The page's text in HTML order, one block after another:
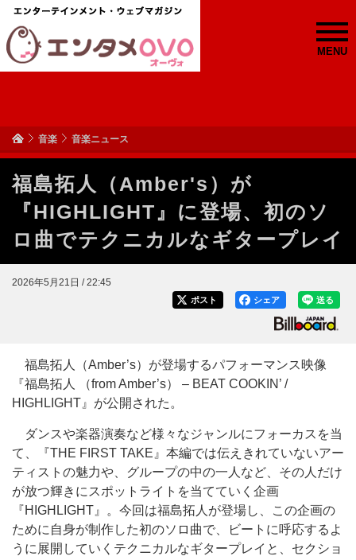
MENU
音楽 音楽ニュース
福島拓人（Amber's）が
『HIGHLIGHT』に登場、初のソ
ロ曲でテクニカルなギタープレイ
2026年5月21日 / 22:45
送る
シェア
ポスト
福島拓人（Amber’s）が登場するパフォーマンス映像
『福島拓人 （from Amber’s） – BEAT COOKIN’ /
HIGHLIGHT』が公開された。
ダンスや楽器演奏など様々なジャンルにフォーカスを当
て、『THE FIRST TAKE』本編では伝えきれていないアー
ティストの魅力や、グループの中の一人など、その人だけ
が放つ輝きにスポットライトを当てていく企画
『HIGHLIGHT』。今回は福島拓人が登場し、この企画の
ために自身が制作した初のソロ曲で、ビートに呼応するよ
うに展開していくテクニカルなギタープレイと、セクショ